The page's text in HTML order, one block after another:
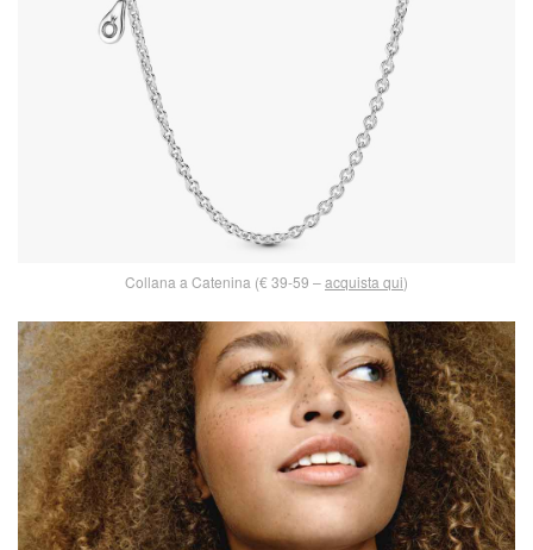
Collana a Catenina (€ 39-59 –acquista qui)